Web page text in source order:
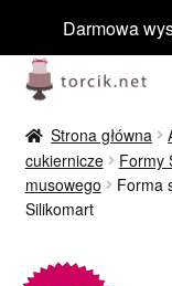
Darmowa
Przejdź
do
nawigacji
Przejdź
do
treści
Jadalne
Niejadalne
Strona główna
cukiernicze
Formy
musowego
Forma
Silikomart